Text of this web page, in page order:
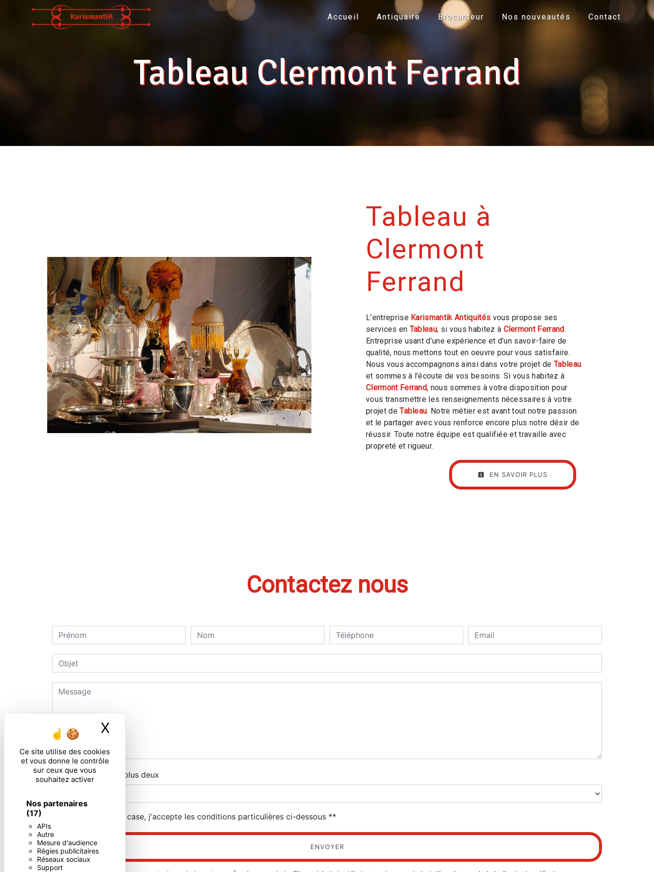
Panneau de gestion des cookies
Ce site utilise des cookies
et vous donne le contrôle
sur ceux que vous
souhaitez activer
Nos partenaires
(17)
APIs
Autre
Mesure d'audience
Régies publicitaires
Réseaux sociaux
Support
X
Accueil Antiquaire Brocanteur Nos nouveautés Contact
Tableau Clermont Ferrand
Tableau à
Clermont
Ferrand
L’entreprise Karismantik Antiquités vous propose ses
services en Tableau, si vous habitez à Clermont Ferrand.
Entreprise usant d’une expérience et d’un savoir-faire de
qualité, nous mettons tout en oeuvre pour vous satisfaire.
Nous vous accompagnons ainsi dans votre projet deTableau
et sommes à l’écoute de vos besoins. Si vous habitez à
Clermont Ferrand, nous sommes à votre disposition pour
vous transmettre les renseignements nécessaires à votre
projet deTableau. Notre métier est avant tout notre passion
et le partager avec vous renforce encore plus notre désir de
réussir. Toute notre équipe est qualifiée et travaille avec
propreté et rigueur.
EN SAVOIR PLUS
Contactez nous
Combien font sept plus deux
En cochant cette case, j'accepte les conditions particulières ci-dessous **
ENVOYER